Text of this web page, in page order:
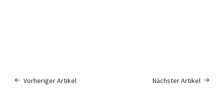
Vorheriger Artikel Nächster Artikel